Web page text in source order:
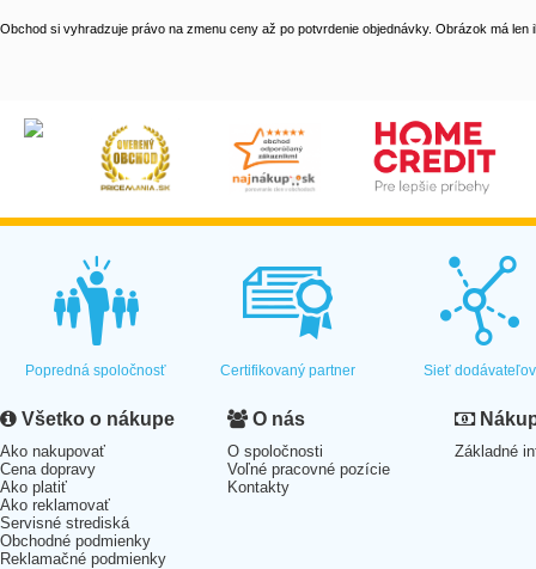
Obchod si vyhradzuje právo na zmenu ceny až po potvrdenie objednávky. Obrázok má len
Popredná spoločnosť Certifikovaný partner Sieť dodávateľov
Všetko o nákupe
Ako nakupovať
Cena dopravy
Ako platiť
Ako reklamovať
Servisné strediská
Obchodné podmienky
Reklamačné podmienky
O nás
O spoločnosti
Voľné pracovné pozície
Kontakty
Základné